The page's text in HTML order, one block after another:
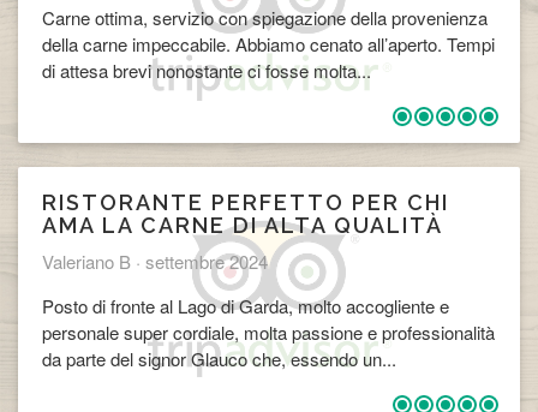
Carne ottima, servizio con spiegazione della provenienza
della carne impeccabile. Abbiamo cenato all’aperto. Tempi
di attesa brevi nonostante ci fosse molta...
RISTORANTE PERFETTO PER CHI
AMA LA CARNE DI ALTA QUALITÀ
Valeriano B · settembre 2024
Posto di fronte al Lago di Garda, molto accogliente e
personale super cordiale, molta passione e professionalità
da parte del signor Glauco che, essendo un...